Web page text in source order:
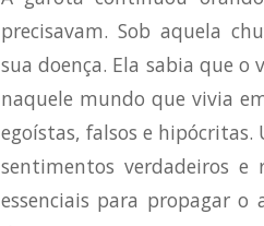
precisavam. Sob aquela
sua doença. Ela sabia que
naquele mundo que vivia
egoístas, falsos e hipócritas.
sentimentos verdadeiros e
essenciais para propagar